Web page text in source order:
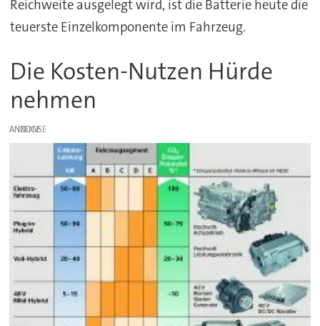
Reichweite ausgelegt wird, ist die Batterie heute die
teuerste Einzelkomponente im Fahrzeug.
Die Kosten-Nutzen Hürde
nehmen
ANZEIGE